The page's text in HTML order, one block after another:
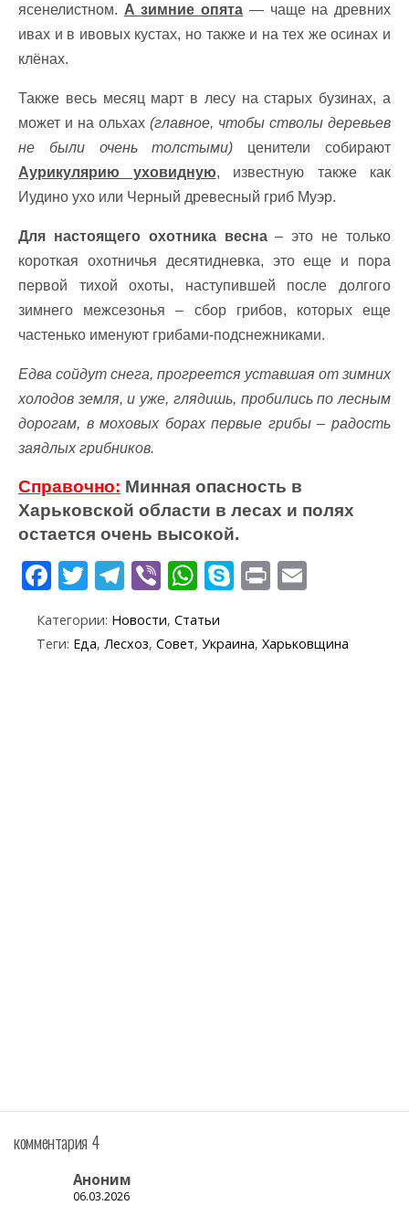
ясенелистном. А зимние опята — чаще на древних
ивах и в ивовых кустах, но также и на тех же осинах и
клёнах.
Также весь месяц март в лесу на старых бузинах, а
может и на ольхах (главное, чтобы стволы деревьев
не были очень толстыми) ценители собирают
Аурикулярию уховидную, известную также как
Иудино ухо или Черный древесный гриб Муэр.
Для настоящего охотника весна– это не только
короткая охотничья десятидневка, это еще и пора
первой тихой охоты, наступившей после долгого
зимнего межсезонья – сбор грибов, которых еще
частенько именуют грибами-подснежниками.
Едва сойдут снега, прогреется уставшая от зимних
холодов земля, и уже, глядишь, пробились по лесным
дорогам, в моховых борах первые грибы – радость
заядлых грибников.
Справочно: Минная опасность в
Харьковской области в лесах и полях
остается очень высокой.
F
e
T
itt
er
T
e
gr
Vi
er
W
at
S
y
Pr
t ai
Категории: Новости, Статьи
Теги: Еда, Лесхоз, Совет, Украина, Харьковщина
комментария 4
Аноним
06.03.2026